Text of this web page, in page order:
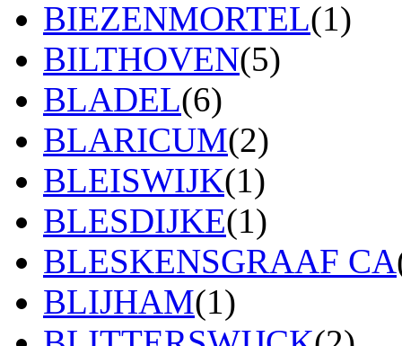
BIEZENMORTEL(1)
BILTHOVEN(5)
BLADEL(6)
BLARICUM(2)
BLEISWIJK(1)
BLESDIJKE(1)
BLESKENSGRAAF CA
BLIJHAM(1)